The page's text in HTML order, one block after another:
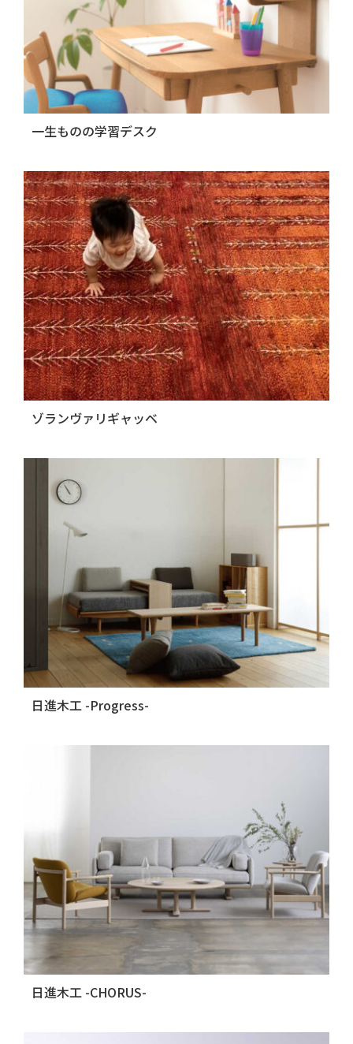
一生ものの学習デスク
ゾランヴァリギャッベ
日進木工 -Progress-
日進木工 -CHORUS-